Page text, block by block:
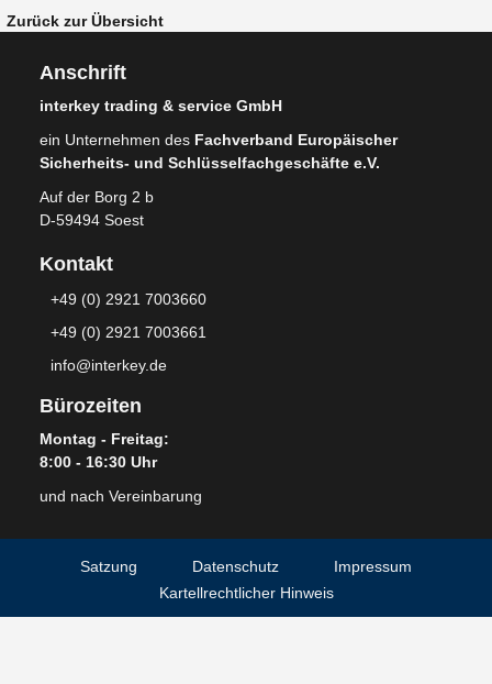
Zurück zur Übersicht
Anschrift
interkey trading & service GmbH
ein Unternehmen des Fachverband Europäischer
Sicherheits- und Schlüsselfachgeschäfte e.V.
Auf der Borg 2 b
D-59494 Soest
Kontakt
+49 (0) 2921 7003660
+49 (0) 2921 7003661
info@interkey.de
Bürozeiten
Montag - Freitag:
8:00 - 16:30 Uhr
und nach Vereinbarung
Satzung Datenschutz
Impressum
Kartellrechtlicher Hinweis